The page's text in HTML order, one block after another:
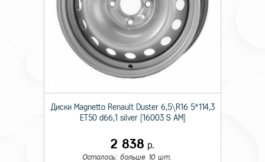
Диски Magnetto Renault Duster 6,5\R16 5*114,3
ET50 d66,1 silver [16003 S AM]
2 838 р.
Осталось: больше 10 шт.